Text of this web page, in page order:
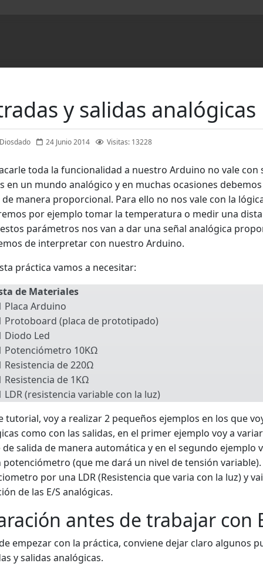
y salidas analógicas
24 Junio 2014 Visitas: 13228
toda la funcionalidad a nuestro Arduino no vale
en un mundo analógico y en muchas ocasiones
manera proporcional. Para ello no nos vale con la
por ejemplo tomar la temperatura o medir una
parámetros nos van a dar una señal analógica
de interpretar con nuestro Arduino.
práctica vamos a necesitar:
de Materiales
Placa Arduino
Protoboard (placa de prototipado)
Diodo Led
Potenciómetro 10KΩ
Resistencia de 220Ω
Resistencia de 1KΩ
LDR (resistencia variable con la luz)
tutorial, voy a realizar 2 pequeños ejemplos en los que
como con las salidas, en el primer ejemplo voy a
de salida de manera automática y en el segundo ejemplo
potenciómetro (que me dará un nivel de tensión
por una LDR (Resistencia que varia con la luz) y
de las E/S analógicas.
antes de trabajar con
empezar con la práctica, conviene dejar claro algunos
y salidas analógicas.